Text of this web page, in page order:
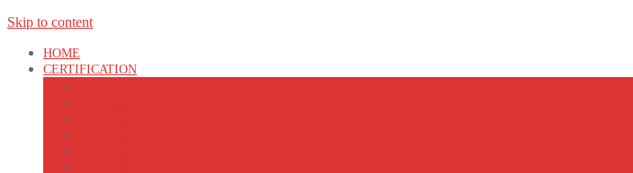
Skip to content
HOME
CERTIFICATION